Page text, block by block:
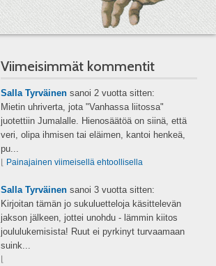
Viimeisimmät kommentit
Salla Tyrväinensanoi 2 vuotta sitten:
Mietin uhriverta, jota "Vanhassa liitossa"
juotettiin Jumalalle. Hienosäätöä on siinä, että
veri, olipa ihmisen tai eläimen, kantoi henkeä,
pu...
Painajainen viimeisellä ehtoollisella
Salla Tyrväinensanoi 3 vuotta sitten:
Kirjoitan tämän jo sukuluetteloja käsittelevän
jakson jälkeen, jottei unohdu - lämmin kiitos
joululukemisista! Ruut ei pyrkinyt turvaamaan
suink...